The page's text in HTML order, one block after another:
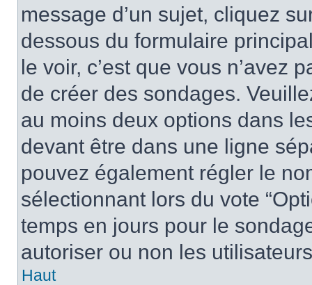
message d’un sujet, cliquez
dessous du formulaire
le voir, c’est que vous n’avez
de créer des sondages.
au moins deux options dans
devant être dans une ligne
pouvez également régler le
sélectionnant lors du vote
temps en jours pour le
autoriser ou non les
Haut